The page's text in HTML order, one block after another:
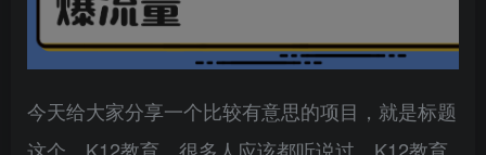
今天给大家分享一个比较有意思的项目，就是标题
这个，K12教育，很多人应该都听说过。K12教育